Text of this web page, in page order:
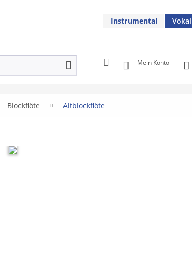
Instrumental Vokal
Mein Konto
Blockflöte Altblockflöte